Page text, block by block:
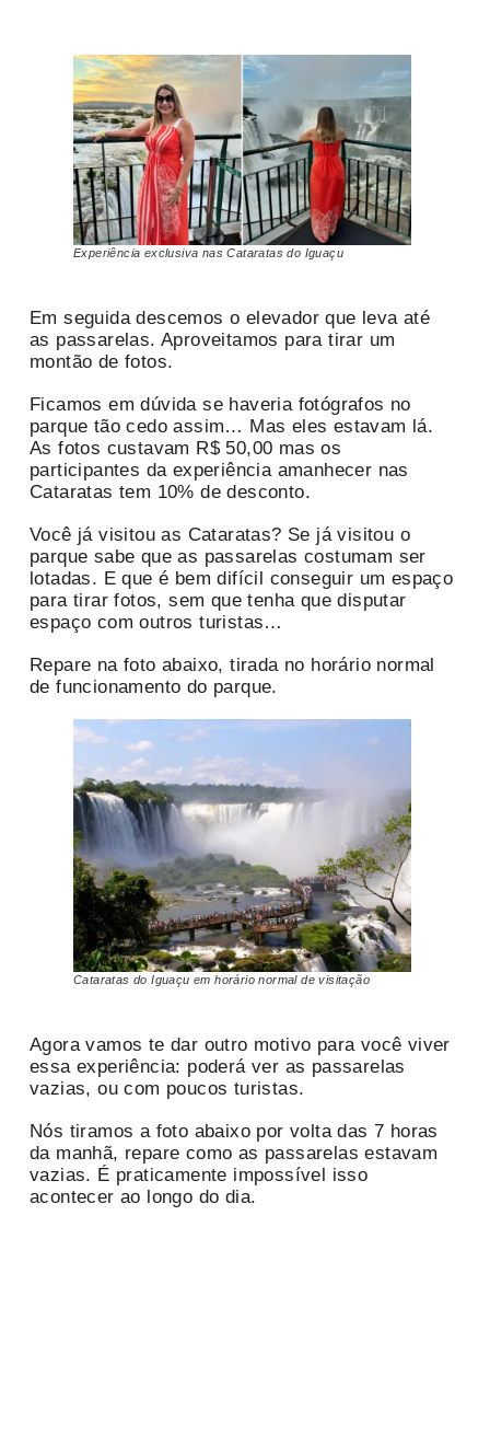
Experiência exclusiva nas Cataratas do Iguaçu
Em seguida descemos o elevador que leva até
as passarelas. Aproveitamos para tirar um
montão de fotos.
Ficamos em dúvida se haveria fotógrafos no
parque tão cedo assim… Mas eles estavam lá.
As fotos custavam R$ 50,00 mas os
participantes da experiência amanhecer nas
Cataratas tem 10% de desconto.
Você já visitou as Cataratas? Se já visitou o
parque sabe que as passarelas costumam ser
lotadas. E que é bem difícil conseguir um espaço
para tirar fotos, sem que tenha que disputar
espaço com outros turistas…
Repare na foto abaixo, tirada no horário normal
de funcionamento do parque.
Cataratas do Iguaçu em horário normal de visitação
Agora vamos te dar outro motivo para você viver
essa experiência: poderá ver as passarelas
vazias, ou com poucos turistas.
Nós tiramos a foto abaixo por volta das 7 horas
da manhã, repare como as passarelas estavam
vazias. É praticamente impossível isso
acontecer ao longo do dia.